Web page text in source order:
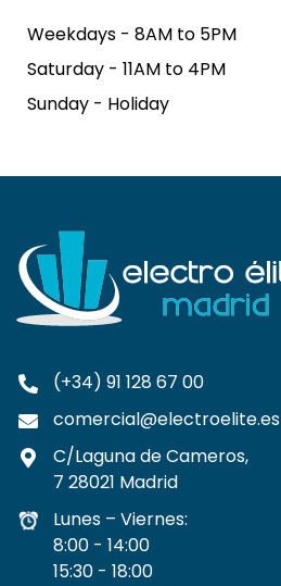
Weekdays - 8AM to 5PM
Saturday - 11AM to 4PM
Sunday - Holiday
(+34) 91 128 67 00
comercial@electroelite.es
C/Laguna de Cameros,
7 28021 Madrid
Lunes – Viernes:
8:00 - 14:00
15:30 - 18:00